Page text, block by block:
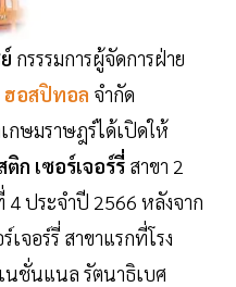
กรรรมการผู้จัดการฝ่าย
ฮอสปิทอล จำกัด
กษมราษฎร์ได้เปิดให้
ก เซอร์เจอร์รี่ สาขา 2
4 ประจำปี 2566 หลังจาก
จอร์รี่ สาขาแรกที่โรง
นชั่นแนล รัตนาธิเบศ